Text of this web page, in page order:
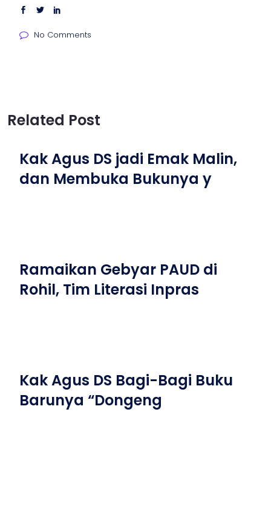
No Comments
Related Post
Kak Agus DS jadi Emak Malin,
dan Membuka Bukunya y
Ramaikan Gebyar PAUD di
Rohil, Tim Literasi Inpras
Kak Agus DS Bagi-Bagi Buku
Barunya “Dongeng